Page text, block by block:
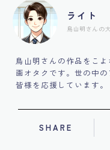
ライト
鳥山明さんの
鳥山明さんの作品をこ
画オタクです。世の中
皆様を応援しています。
SHARE